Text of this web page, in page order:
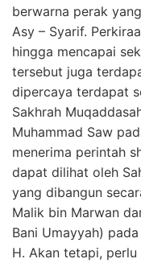
berwarna perak
Asy – Syarif.
hingga mencapai
tersebut juga
dipercaya terdapat
Sakhrah
Muhammad Saw
menerima perintah
dapat dilihat oleh
yang dibangun
Malik bin Marwan
Bani Umayyah)
H. Akan tetapi,